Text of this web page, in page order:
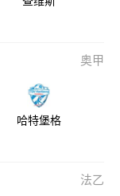
奥甲
哈特堡格
法乙